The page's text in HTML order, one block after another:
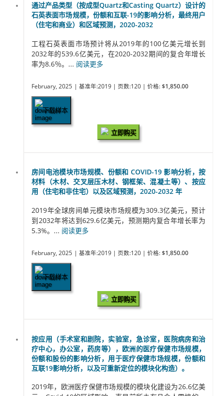
通过产品类型（按成型Quartz和Casting Quartz）设计的
石英表面市场规模，份额和互联-19的影响分析，最终用户
（住宅和商业）和区域预测，2020-2032
工程石英表面市场预计将从2019年的100亿美元增长到
2032年的539.6亿美元，在2020-2032期间的复合年增长
率为8.6％。... 阅读更多
February, 2025 | 基准年:2019 | 页数:120 | 价格: $1,850.00
下载样本
立即购买
房间电池模块市场规模、份额和 COVID-19 影响分析，按
材料（木材、交叉层压木材、钢框架、混凝土等）、按应
用（住宅和非住宅）以及区域预测，2020-2032 年
2019年全球房间单元模块市场规模为309.3亿美元，预计
到2032年将达到629.6亿美元，预测期内复合年增长率为
5.3%。... 阅读更多
February, 2025 | 基准年:2019 | 页数:120 | 价格: $1,850.00
下载样本
立即购买
按应用（手术室和剧院，实验室，急诊室，医院病房和治
疗中心，办公室，药房等），欧洲的医疗保健市场规模，
份额和股份的影响分析，用于医疗保健市场规模，份额和
互联19影响分析，以及可重新定位的模块化构造）。
2019年，欧洲医疗保健市场规模的模块化建设为26.6亿美